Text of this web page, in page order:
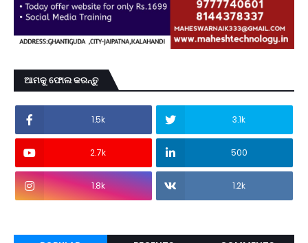
ଆମକୁ ଫୋଲ କରନ୍ତୁ
1.5k 3.1k
2.7k 500
1.8k 1.2k